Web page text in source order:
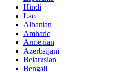
Hindi
Lao
Albanian
Amharic
Armenian
Azerbaijani
Belarusian
Bengali